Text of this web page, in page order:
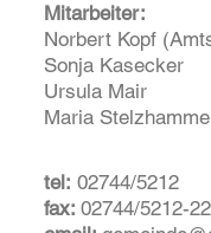
Mitarbeiter:
Norbert Kopf
Sonja Kasecker
Ursula Mair
Maria
tel: 02744/5212
fax: 02744/5212-22